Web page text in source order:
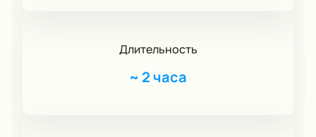
Длительность
~ 2 часа